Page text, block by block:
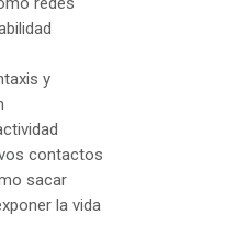
y
contactos
sacar
la vida